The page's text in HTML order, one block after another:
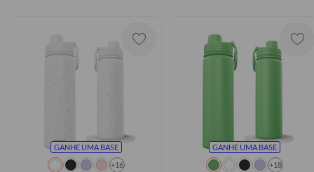
GANHE UMA BASE
+16
GANHE UMA BASE
+18